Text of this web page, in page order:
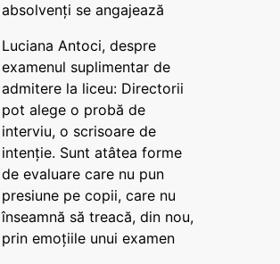
absolvenți se angajează
Luciana Antoci, despre
examenul suplimentar de
admitere la liceu: Directorii
pot alege o probă de
interviu, o scrisoare de
intenție. Sunt atâtea forme
de evaluare care nu pun
presiune pe copii, care nu
înseamnă să treacă, din nou,
prin emoțiile unui examen